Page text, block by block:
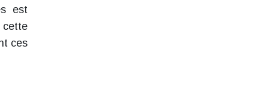
est
ces